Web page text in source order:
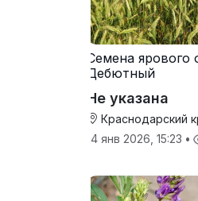
Семена ярового
Дебютный
Не указана
Краснодарский
14 янв 2026, 15:23 •